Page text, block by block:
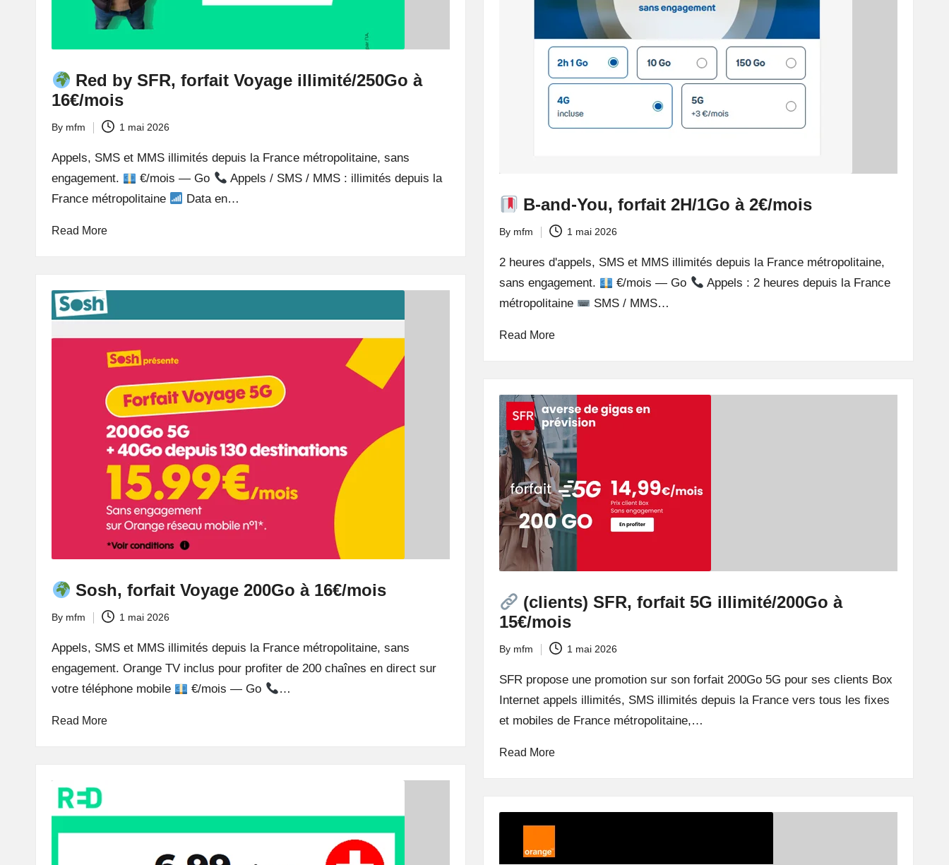
Red by SFR, forfait Voyage illimité/250Go à
16€/mois
Posted
by
By mfm 1 mai 2026
Appels, SMS et MMS illimités depuis la France métropolitaine, sans
engagement.
€/mois — Go
Appels / SMS / MMS : illimités depuis la
France métropolitaine
Data en…
Read More
B-and-You, forfait 2H/1Go à 2€/mois
Posted
by
By mfm 1 mai 2026
2 heures d'appels, SMS et MMS illimités depuis la France métropolitaine,
sans engagement.
€/mois — Go
Appels : 2 heures depuis la France
métropolitaine
SMS / MMS…
Read More
Sosh, forfait Voyage 200Go à 16€/mois
Posted
by
By mfm 1 mai 2026
Appels, SMS et MMS illimités depuis la France métropolitaine, sans
engagement. Orange TV inclus pour profiter de 200 chaînes en direct sur
votre téléphone mobile
€/mois — Go …
Read More
(clients) SFR, forfait 5G illimité/200Go à
15€/mois
Posted
by
By mfm 1 mai 2026
SFR propose une promotion sur son forfait 200Go 5G pour ses clients Box
Internet appels illimités, SMS illimités depuis la France vers tous les fixes
et mobiles de France métropolitaine,…
Read More